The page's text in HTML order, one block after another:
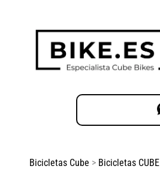
Bicicletas Cube > Bicicletas CUBE